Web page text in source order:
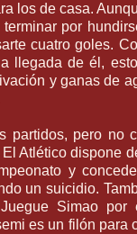
los de casa.
por
cuatro goles.
llegada deél ,
y ganas de
partidos, pero no
Atlético dispone
y
un suicidio.
Simao por
es un filón para